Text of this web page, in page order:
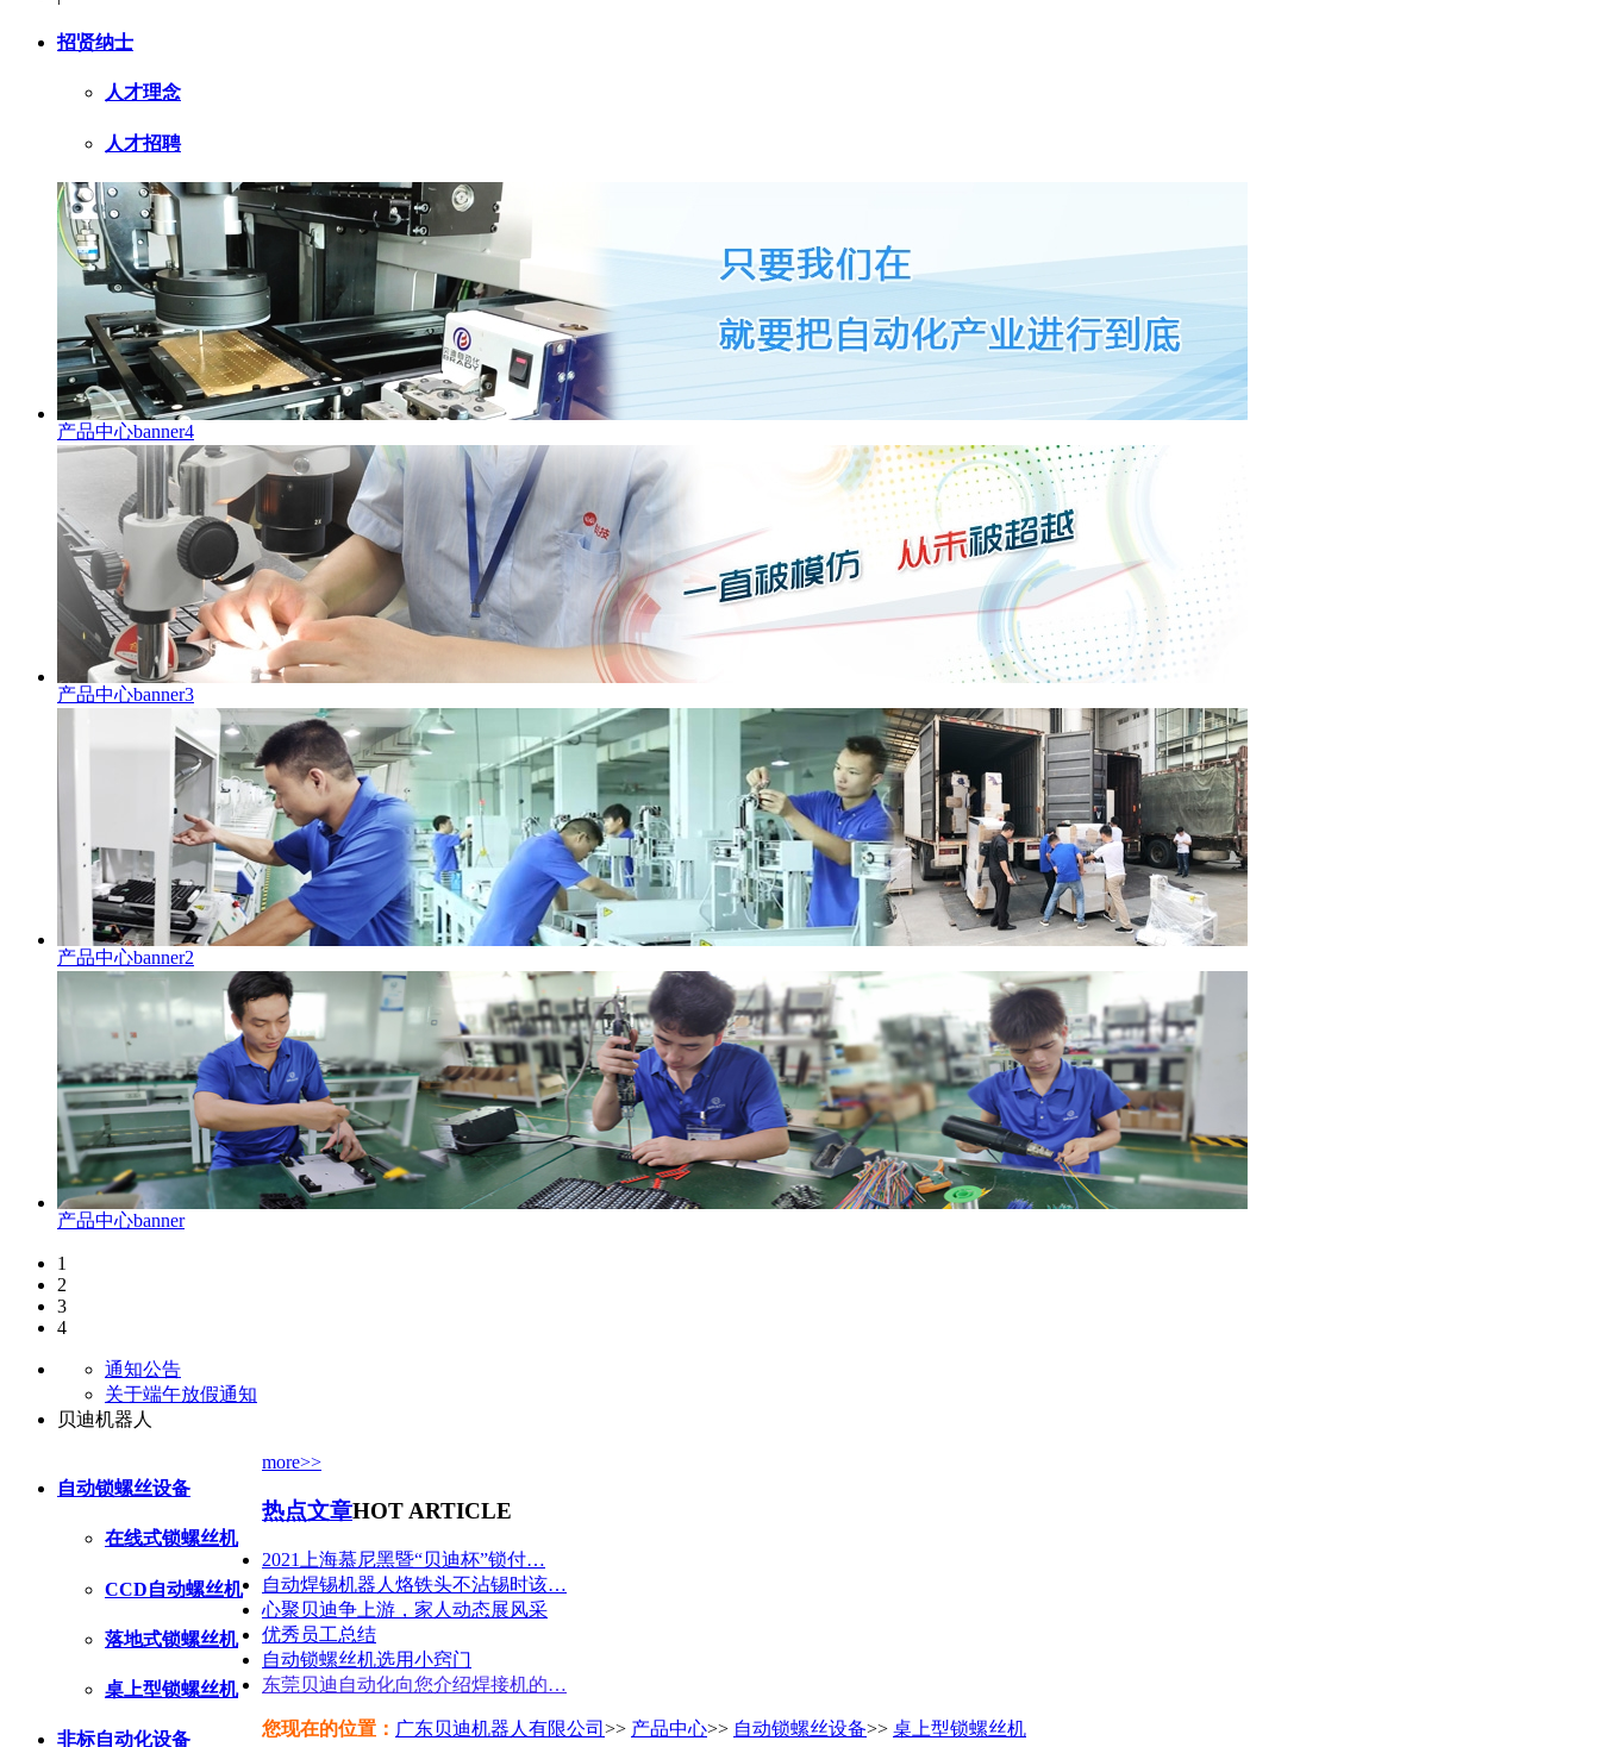
招贤纳士
人才理念
人才招聘
产品中心banner4
产品中心banner3
产品中心banner2
产品中心banner
1
2
3
4
通知公告
关于端午放假通知
贝迪机器人
自动锁螺丝设备
在线式锁螺丝机
CCD自动螺丝机
落地式锁螺丝机
桌上型锁螺丝机
非标自动化设备
more>>
热点文章HOT ARTICLE
2021上海慕尼黑暨“贝迪杯”锁付…
自动焊锡机器人烙铁头不沾锡时该…
心聚贝迪争上游，家人动态展风采
优秀员工总结
自动锁螺丝机选用小窍门
东莞贝迪自动化向您介绍焊接机的…
您现在的位置： 广东贝迪机器人有限公司 >> 产品中心>> 自动锁螺丝设备>> 桌上型锁螺丝机